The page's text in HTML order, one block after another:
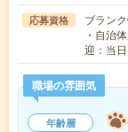
応募資格
ブラン
・自治
迎：当
職場の雰囲気
年齢層